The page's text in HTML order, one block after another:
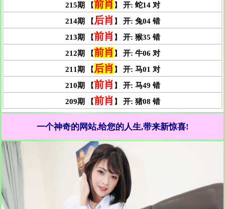
一个神奇的网站,给您的人生,带来新惊喜!